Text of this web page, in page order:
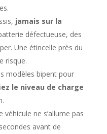
jamais sur la
défectueuse, des
Une étincelle près du
risque.
modèles bipent pour
le niveau de charge
véhicule ne s’allume pas
avant de